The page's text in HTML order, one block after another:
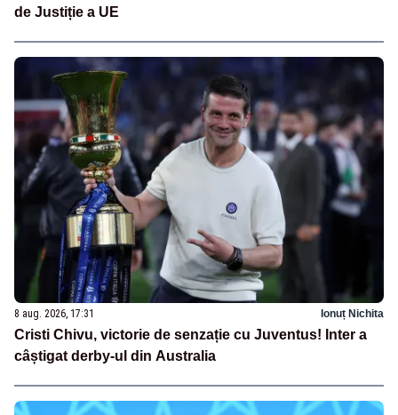
de Justiție a UE
8 aug. 2026, 17:31 Ionuț Nichita
Cristi Chivu, victorie de senzație cu Juventus! Inter a
câștigat derby-ul din Australia